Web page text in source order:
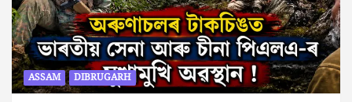
ASSAM DIBRUGARH